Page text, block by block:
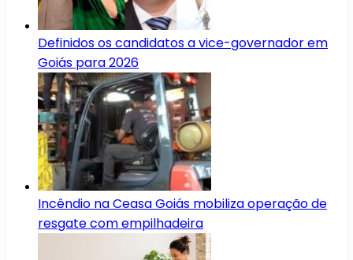
Definidos os candidatos a vice-governador em
Goiás para 2026
Incêndio na Ceasa Goiás mobiliza operação de
resgate com empilhadeira